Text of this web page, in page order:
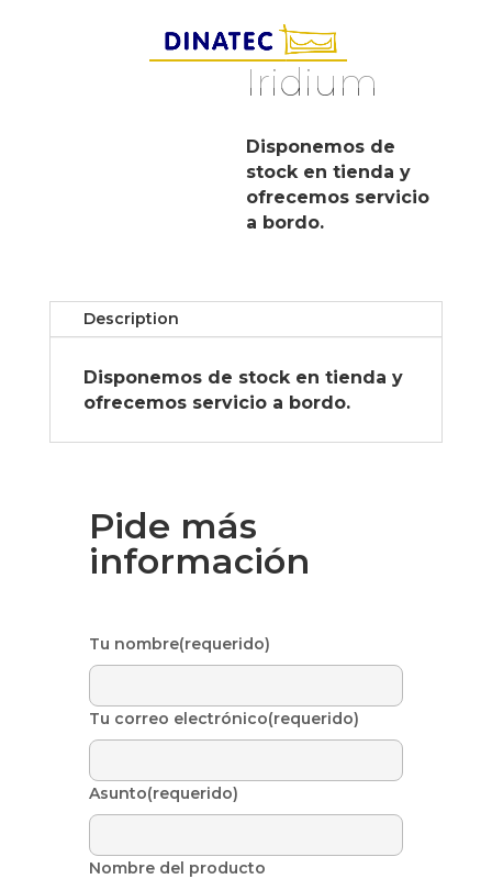
Iridium
Disponemos de
stock en tienda y
ofrecemos servicio
a bordo.
Description
Disponemos de stock en tienda y
ofrecemos servicio a bordo.
Pide más
información
Tu nombre(requerido)
Tu correo electrónico(requerido)
Asunto(requerido)
Nombre del producto